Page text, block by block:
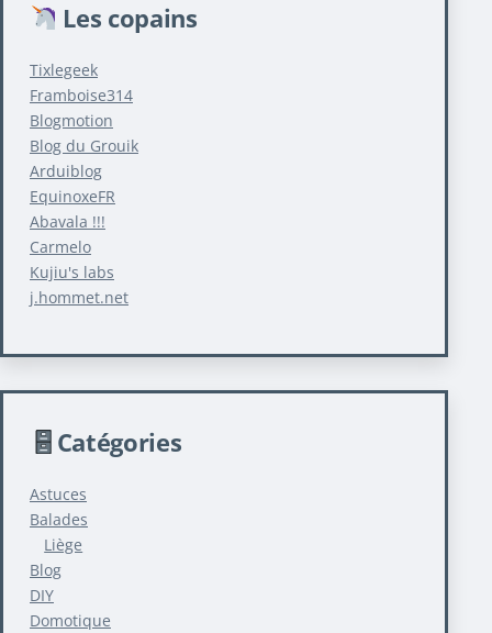
Les copains
Tixlegeek
Framboise314
Blogmotion
Blog du Grouik
Arduiblog
EquinoxeFR
Abavala !!!
Carmelo
Kujiu's labs
j.hommet.net
Catégories
Astuces
Balades
Liège
Blog
DIY
Domotique